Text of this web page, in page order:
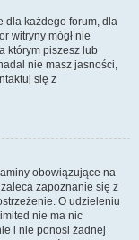
dla każdego forum, dla
witryny mógł nie
którym piszesz lub
nie masz jasności,
się z
obowiązujące na
zapoznanie się z
O udzieleniu
nie ma nic
i nie ponosi żadnej